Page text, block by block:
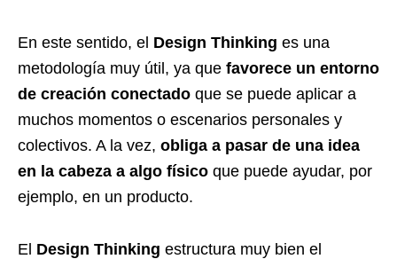
En este sentido, el Design Thinking es una
metodología muy útil, ya que favorece un entorno
de creación conectado que se puede aplicar a
muchos momentos o escenarios personales y
colectivos. A la vez, obliga a pasar de una idea
en la cabeza a algo físico que puede ayudar, por
ejemplo, en un producto.
El Design Thinking estructura muy bien el